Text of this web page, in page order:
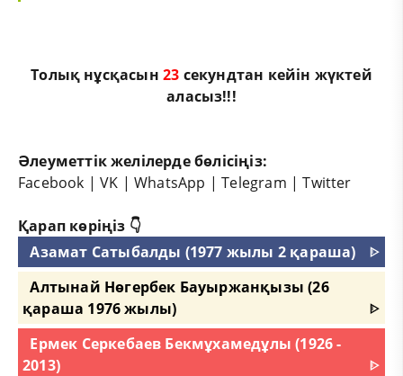
Толық нұсқасын22 секундтан кейін жүктей
аласыз!!!
Әлеуметтік желілерде бөлісіңіз:
Facebook |VK |WhatsApp |Telegram |Twitter
Қарап көріңіз 👇
Азамат Сатыбалды (1977 жылы 2 қараша)
ᐈ
Алтынай Нөгербек Бауыржанқызы (26
қараша 1976 жылы)
ᐈ
Ермек Серкебаев Бекмұхамедұлы (1926 -
2013)
ᐈ